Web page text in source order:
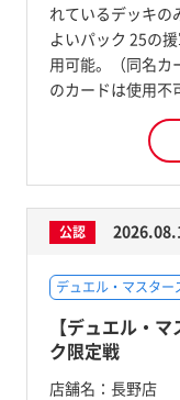
れているデッキの
よいパック 25の
用可能。（同名カ
のカードは使用不
公認
デュエル・マスター
【デュエル・
ク限定戦
店舗名： 長野店